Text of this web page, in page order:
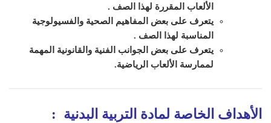
الألعاب المقررة لهذا الصف .
يتعرف على بعض المفاهيم الصحية والفسيولوجية
المناسبة لهذا الصف .
يتعرف على بعض الجوانب الفنية والقانونية المهمة
لممارسة الألعاب الرياضية.
الأهداف الخاصة لمادة التربية البدنية :